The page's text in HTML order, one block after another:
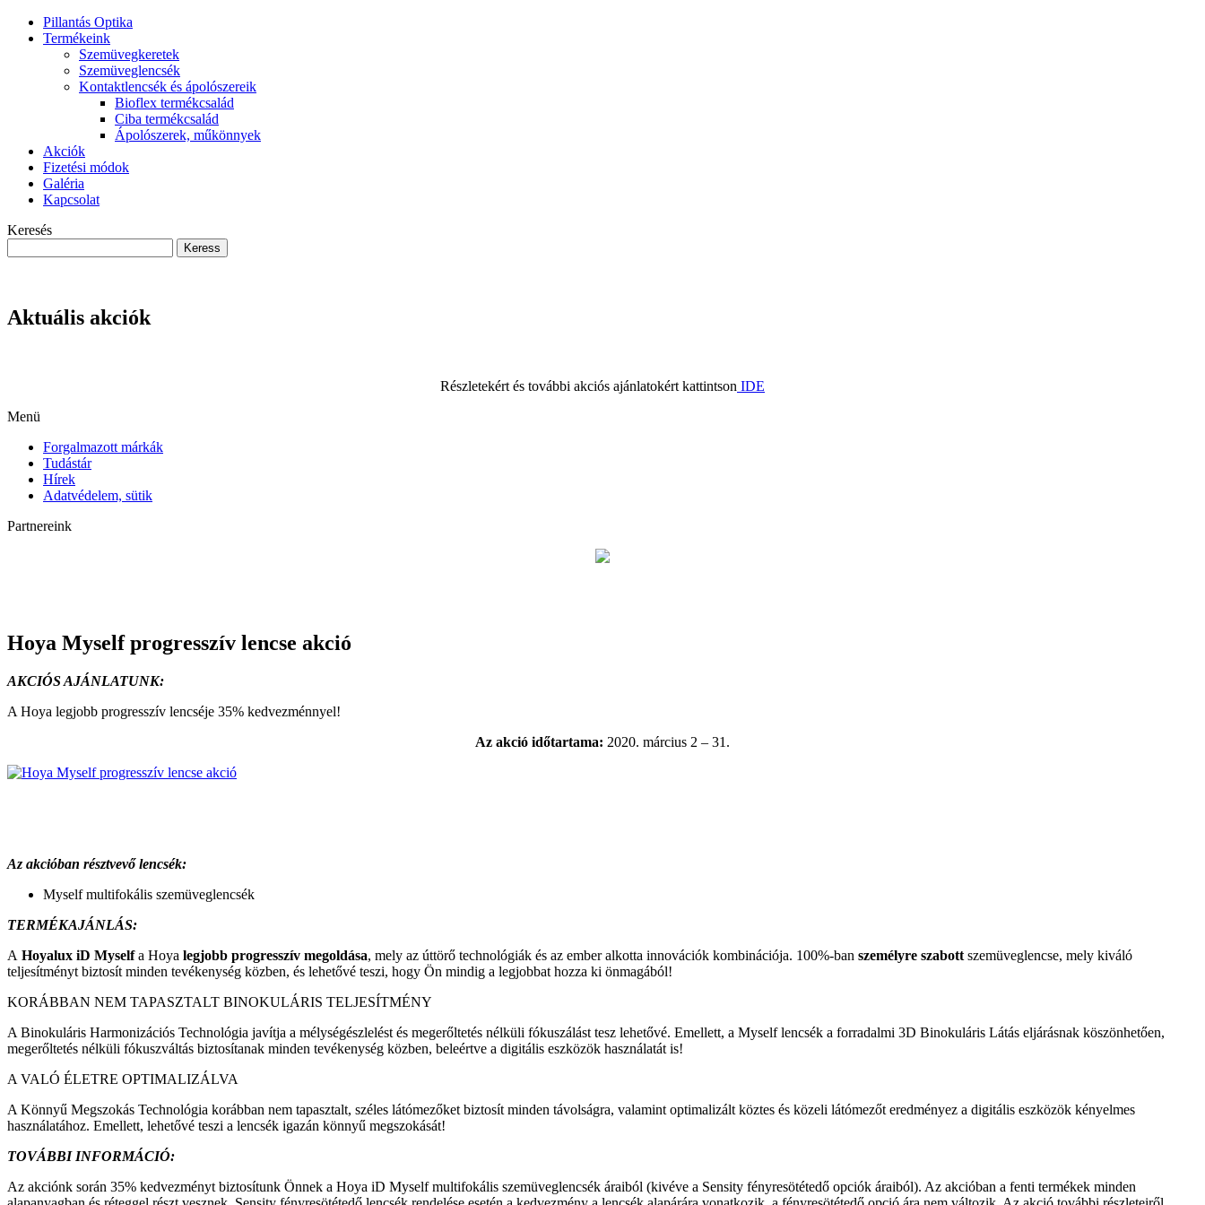
Pillantás Optika
Termékeink
Szemüvegkeretek
Szemüveglencsék
Kontaktlencsék és ápolószereik
Bioflex termékcsalád
Ciba termékcsalád
Ápolószerek, műkönnyek
Akciók
Fizetési módok
Galéria
Kapcsolat
Keresés
Aktuális akciók
Részletekért és további akciós ajánlatokért kattintson IDE
Menü
Forgalmazott márkák
Tudástár
Hírek
Adatvédelem, sütik
Partnereink
Hoya Myself progresszív lencse akció
AKCIÓS AJÁNLATUNK:
A Hoya legjobb progresszív lencséje 35% kedvezménnyel!
Az akció időtartama: 2020. március 2 – 31.
Az akcióban résztvevő lencsék:
Myself multifokális szemüveglencsék
TERMÉKAJÁNLÁS:
A Hoyalux iD Myselfa Hoya legjobb progresszív megoldása, mely az úttörő technológiák és az ember alkotta innovációk kombinációja. 100%-ban személyre szabott szemüveglencse, mely kiváló
teljesítményt biztosít minden tevékenység közben, és lehetővé teszi, hogy Ön mindig a legjobbat hozza ki önmagából!
KORÁBBAN NEM TAPASZTALT BINOKULÁRIS TELJESÍTMÉNY
A Binokuláris Harmonizációs Technológia javítja a mélységészlelést és megerőltetés nélküli fókuszálást tesz lehetővé. Emellett, a Myself lencsék a forradalmi 3D Binokuláris Látás eljárásnak köszönhetően,
megerőltetés nélküli fókuszváltás biztosítanak minden tevékenység közben, beleértve a digitális eszközök használatát is!
A VALÓ ÉLETRE OPTIMALIZÁLVA
A Könnyű Megszokás Technológia korábban nem tapasztalt, széles látómezőket biztosít minden távolságra, valamint optimalizált köztes és közeli látómezőt eredményez a digitális eszközök kényelmes
használatához. Emellett, lehetővé teszi a lencsék igazán könnyű megszokását!
TOVÁBBI INFORMÁCIÓ:
Az akciónk során 35% kedvezményt biztosítunk Önnek a Hoya iD Myself multifokális szemüveglencsék áraiból (kivéve a Sensity fényresötétedő opciók áraiból). Az akcióban a fenti termékek minden